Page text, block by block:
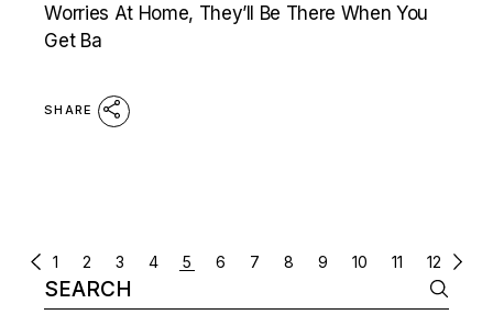
Worries At Home, They’ll Be There When You
Get Ba
SHARE
POSTS
NAVIGATION
1 2 3 4 5 6 7 8 9 10 11 12
Search
for: